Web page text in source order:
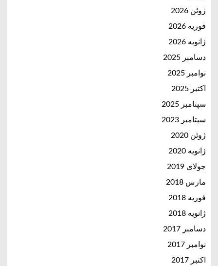
ژوئن 2026
فوریه 2026
ژانویه 2026
دسامبر 2025
نوامبر 2025
اکتبر 2025
سپتامبر 2025
سپتامبر 2023
ژوئن 2020
ژانویه 2020
جولای 2019
مارس 2018
فوریه 2018
ژانویه 2018
دسامبر 2017
نوامبر 2017
اکتبر 2017